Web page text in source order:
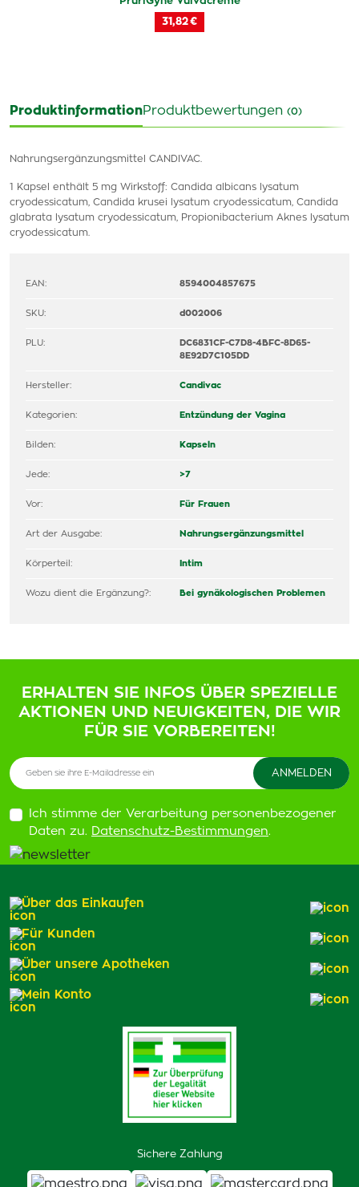
31,82 €
ProduktinformationProduktbewertungen (0)
Nahrungsergänzungsmittel CANDIVAC.
1 Kapsel enthält 5 mg Wirkstoff: Candida albicans lysatum
cryodessicatum, Candida krusei lysatum cryodessicatum, Candida
glabrata lysatum cryodessicatum, Propionibacterium Aknes lysatum
cryodessicatum.
EAN: 8594004857675
SKU: d002006
PLU:
DC6831CF-C7D8-4BFC-8D65-
8E92D7C105DD
Hersteller: Candivac
Kategorien: Entzündung der Vagina
Bilden: Kapseln
Jede: >7
Vor: Für Frauen
Art der Ausgabe: Nahrungsergänzungsmittel
Körperteil: Intim
Wozu dient die Ergänzung?: Bei gynäkologischen Problemen
ERHALTEN SIE INFOS ÜBER SPEZIELLE
AKTIONEN UND NEUIGKEITEN, DIE WIR
FÜR SIE VORBEREITEN!
Ich stimme der Verarbeitung personenbezogener
Daten zu. Datenschutz-Bestimmungen.
Sichere Zahlung
Über das Einkaufen
Für Kunden
Über unsere Apotheken
Mein Konto